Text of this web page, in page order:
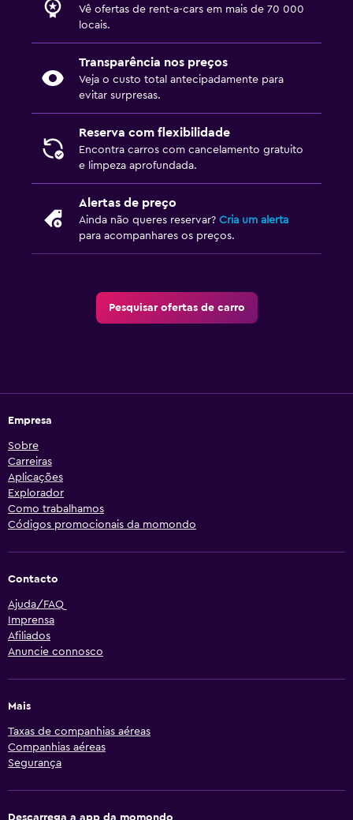
Vê ofertas de rent-a-cars em mais de 70 000
locais.
Transparência nos preços
Veja o custo total antecipadamente para
evitar surpresas.
Reserva com flexibilidade
Encontra carros com cancelamento gratuito
e limpeza aprofundada.
Alertas de preço
Ainda não queres reservar? Cria um alerta
para acompanhares os preços.
Pesquisar ofertas de carro
Empresa
Sobre
Carreiras
Aplicações
Explorador
Como trabalhamos
Códigos promocionais da momondo
Contacto
Ajuda/FAQ
Imprensa
Afiliados
Anuncie connosco
Mais
Taxas de companhias aéreas
Companhias aéreas
Segurança